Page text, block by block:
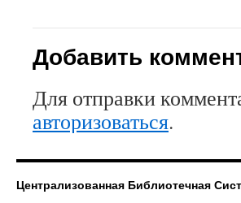
Добавить
Для отправки
авторизоваться.
Централизованная Библиотечная